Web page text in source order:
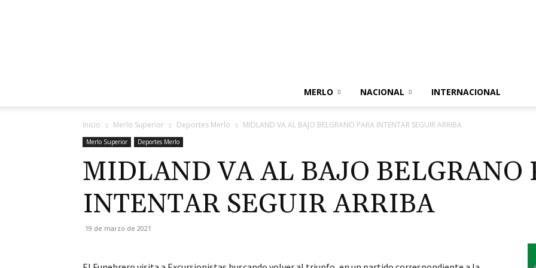
MERLO NACIONAL INTERNACIONAL
Inicio Merlo Superior Deportes Merlo MIDLAND VA AL BAJO BELGRANO PARA INTENTAR SEGUIR ARRIBA
Merlo Superior Deportes Merlo
MIDLAND VA AL BAJO BELGRANO
INTENTAR SEGUIR ARRIBA
19 de marzo de 2021